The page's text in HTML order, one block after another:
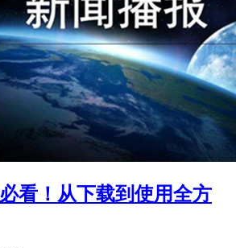
看！从下载到使用全方